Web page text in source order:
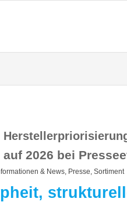
2026 bei
& News, Presse, Sortiment